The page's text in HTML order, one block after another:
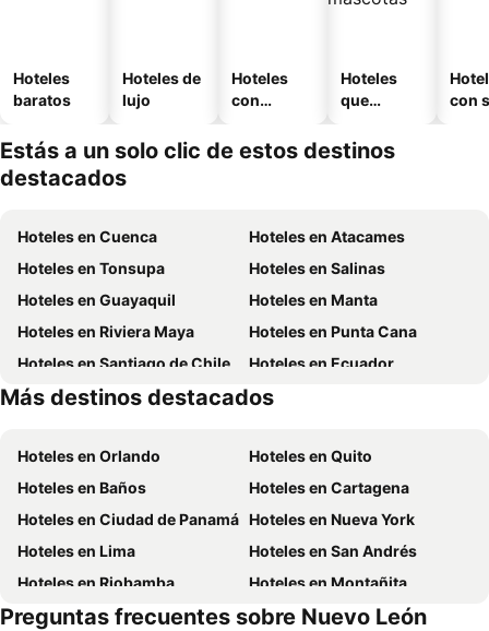
Hoteles
baratos
Hoteles de
lujo
Hoteles
con
Hoteles
que
mascotas
con
Estás a un solo clic de estos destinos
destacados
Hoteles en Cuenca
Hoteles en Atacames
Hoteles en Tonsupa
Hoteles en Salinas
Hoteles en Guayaquil
Hoteles en Manta
Hoteles en Riviera Maya
Hoteles en Punta Cana
Hoteles en Santiago de Chile
Hoteles en Ecuador
Hoteles en Chicago
Hoteles en Panamá
Más destinos destacados
Hoteles en Orlando
Hoteles en Quito
Hoteles en Baños
Hoteles en Cartagena
Hoteles en Ciudad de Panamá Hoteles en Nueva York
Hoteles en Lima
Hoteles en San Andrés
Hoteles en Riobamba
Hoteles en Montañita
Hoteles en Puerto López
Hoteles en Pedernales
Preguntas frecuentes sobre Nuevo León